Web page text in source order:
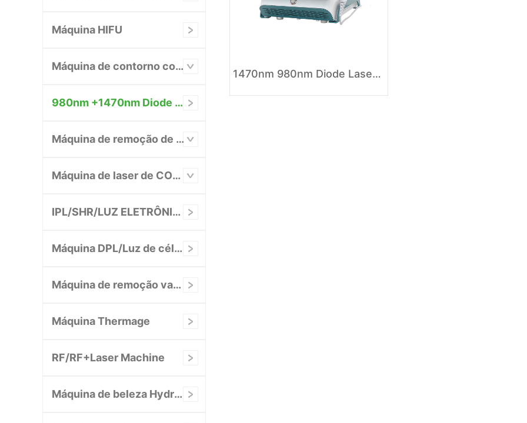
Máquina HIFU
Máquina de contorno corporal/emagrecimento
980nm +1470nm Diode Laser System
Máquina de remoção de tatuagem a laser
Máquina de laser de CO2 fracionado
IPL/SHR/LUZ ELETRÔNICA/AFT
Máquina DPL/Luz de célula/NIR
Máquina de remoção vascular
Máquina Thermage
RF/RF+Laser Machine
Máquina de beleza Hydrafacial
1470nm 980nm Diode Laser Liposuction Surgery Machine